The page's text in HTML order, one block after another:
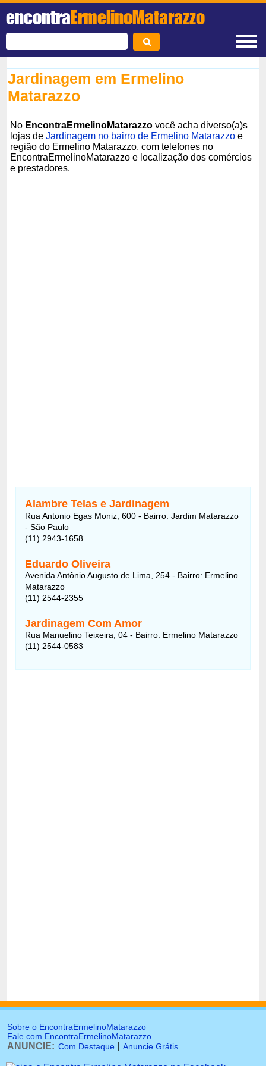
encontraErmelinoMatarazzo
Jardinagem em Ermelino
Matarazzo
No EncontraErmelinoMatarazzo você acha diverso(a)s
lojas deJardinagem no bairro de Ermelino Matarazzo e
região do Ermelino Matarazzo, com telefones no
EncontraErmelinoMatarazzo e localização dos comércios
e prestadores.
Alambre Telas e Jardinagem
Rua Antonio Egas Moniz, 600 - Bairro: Jardim Matarazzo
- São Paulo
(11) 2943-1658
Eduardo Oliveira
Avenida Antônio Augusto de Lima, 254 - Bairro: Ermelino
Matarazzo
(11) 2544-2355
Jardinagem Com Amor
Rua Manuelino Teixeira, 04 - Bairro: Ermelino Matarazzo
(11) 2544-0583
Sobre o EncontraErmelinoMatarazzo
Fale com EncontraErmelinoMatarazzo
ANUNCIE: Com Destaque Anuncie Grátis